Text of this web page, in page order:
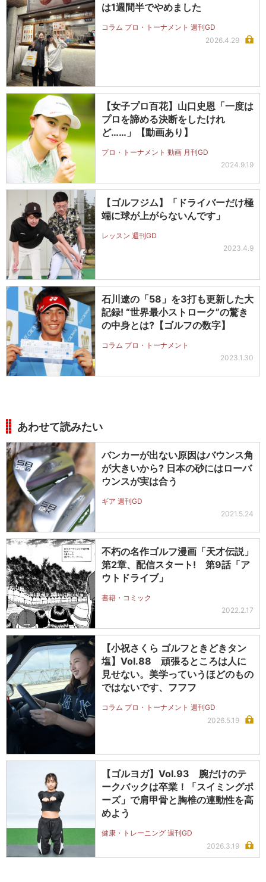
は1週間半でやめました
コラム プロ・トーナメント 週刊GD
2026.4.29
【女子プロ百花】山口史恩「一度は
プロを諦める決断をしたけれ
ど……」【動画あり】
プロ・トーナメント 動画 月刊GD
2024.9.19
【ゴルフジム】「ドライバーだけ極
端に球が上がらないんです」
レッスン 週刊GD
2023.4.9
石川遼の「58」を3打も更新した大
記録! “世界最小ストローク”の驚き
の中身とは?【ゴルフの数字】
コラム プロ・トーナメント
2023.1.30
あわせて読みたい
バンカーが出ない原因はバウンス角
が大きいから? 日本の砂にはローバ
ウンスが実は合う
ギア 週刊GD
2021.5.24
不朽の名作ゴルフ漫画「天才伝説」
第2章、配信スタート! 第9話「ア
ウトドライブ」
書籍・コミック
2022.2.17
【小祝さくら ゴルフときどきタン
塩】Vol.88 頑張るところは人に
見せない。美学っていうほどのもの
ではないです、フフフ
コラム プロ・トーナメント 週刊GD
2026.5.19
【ゴルヨガ】Vol.93 腕だけのテ
ークバックは卒業！「スイミングポ
ーズ」で肩甲骨と胸椎の連動性を高
めよう
健康・トレーニング 週刊GD
2026.3.19